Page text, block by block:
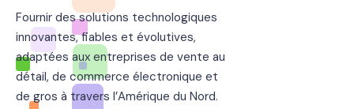
Fournir des solutions technologiques
innovantes, fiables et évolutives,
adaptées aux entreprises de vente au
détail, de commerce électronique et
de gros à travers l’Amérique du Nord.